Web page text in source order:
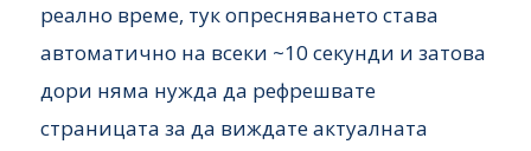
реално време, тук опресняването става
автоматично на всеки ~10 секунди и затова
дори няма нужда да рефрешвате
страницата за да виждате актуалната